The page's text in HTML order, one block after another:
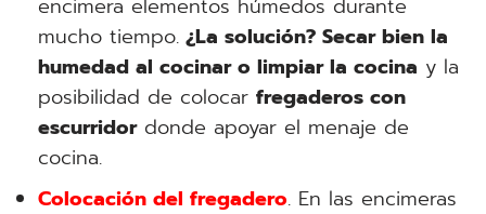
encimera elementos húmedos durante
mucho tiempo. ¿La solución? Secar bien la
humedad al cocinar o limpiar la cocina y la
posibilidad de colocar fregaderos con
escurridordonde apoyar el menaje de
cocina.
Colocación del fregadero. En las encimeras